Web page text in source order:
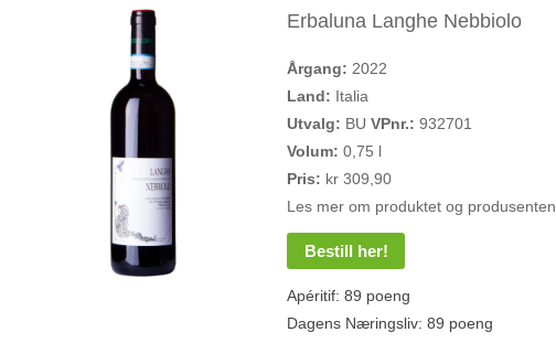
Erbaluna Langhe Nebbiolo
Årgang: 2022
Land: Italia
Utvalg: BUVPnr.:932701
Volum:0,75 l
Pris: kr 309,90
Les mer om produktet og produsenten.
Bestill her!
Apéritif: 89 poeng
Dagens Næringsliv: 89 poeng